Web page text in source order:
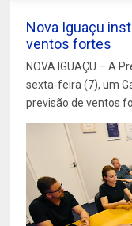
Nova Iguaçu
ventos fortes
NOVA IGUAÇU – A
sexta-feira (7), um
previsão de ventos